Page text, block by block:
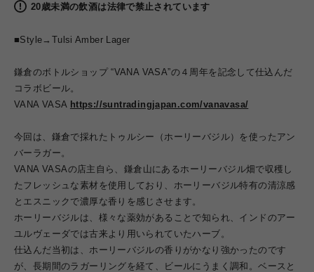
20歳未満の飲酒は法律で禁止されています
■Style→ Tulsi Amber Lager
鎌倉のボトルショップ “VANA VASA”の４周年を記念して仕込んだ
コラボビール。
VANA VASA https://suntradingjapan.com/vanavasa/
今回は、鎌倉で採れたトゥルシー（ホーリーバジル）を使ったアン
バーラガー。
VANA VASAの店主自ら、鎌倉山にあるホーリーバジル畑で収穫し
たフレッシュな素材を使用しており、 ホーリーバジル特有の清涼感
とエスニックで濃厚な香りを感じさせます。
ホーリーバジルは、様々な薬効があることで知られ、インドのアー
ユルヴェーダでは古来より用いられていたハーブ。
仕込んだ当初は、ホーリーバジルの香りがかなり強かったのです
が、長期間のラガーリングを経て、ビールにうまく調和。ベースと